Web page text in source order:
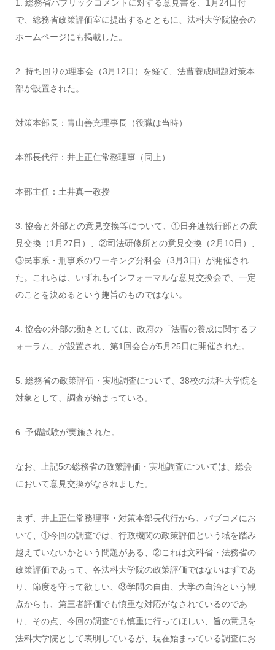
1. 総務省パブリックコメントに対する意見書を、1月24日付
で、総務省政策評価室に提出するとともに、法科大学院協会の
ホームページにも掲載した。
2. 持ち回りの理事会（3月12日）を経て、法曹養成問題対策本
部が設置された。
対策本部長：青山善充理事長（役職は当時）
本部長代行：井上正仁常務理事（同上）
本部主任：土井真一教授
3. 協会と外部との意見交換等について、①日弁連執行部との意
見交換（1月27日）、②司法研修所との意見交換（2月10日）、
③民事系・刑事系のワーキング分科会（3月3日）が開催され
た。これらは、いずれもインフォーマルな意見交換会で、一定
のことを決めるという趣旨のものではない。
4. 協会の外部の動きとしては、政府の「法曹の養成に関するフ
ォーラム」が設置され、第1回会合が5月25日に開催された。
5. 総務省の政策評価・実地調査について、38校の法科大学院を
対象として、調査が始まっている。
6. 予備試験が実施された。
なお、上記5の総務省の政策評価・実地調査については、総会
において意見交換がなされました。
まず、井上正仁常務理事・対策本部長代行から、パブコメにお
いて、①今回の調査では、行政機関の政策評価という域を踏み
越えていないかという問題がある、②これは文科省・法務省の
政策評価であって、各法科大学院の政策評価ではないはずであ
り、節度を守って欲しい、③学問の自由、大学の自治という観
点からも、第三者評価でも慎重な対応がなされているのであ
り、その点、今回の調査でも慎重に行ってほしい、旨の意見を
法科大学院として表明しているが、現在始まっている調査にお